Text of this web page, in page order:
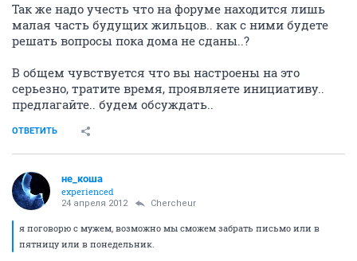
Так же надо учесть что на форуме находится лишь
малая часть будущих жильцов.. как с ними будете
решать вопросы пока дома не сданы..?
В общем чувствуется что вы настроены на это
серьезно, тратите время, проявляете инициативу..
предлагайте.. будем обсуждать..
ОТВЕТИТЬ
не_коша
experienced
24 апреля 2012 Сhercheur
я поговорю с мужем, возможно мы сможем забрать письмо или в
пятницу или в понедельник.